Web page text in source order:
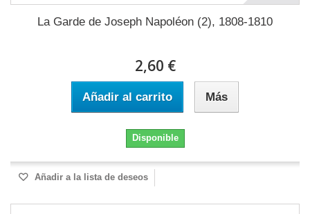
La Garde de Joseph Napoléon (2), 1808-1810
2,60 €
Añadir al carrito Más
Disponible
Añadir a la lista de deseos